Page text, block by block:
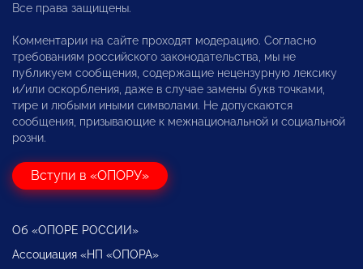
Все права защищены.
Комментарии на сайте проходят модерацию. Согласно
требованиям российского законодательства, мы не
публикуем сообщения, содержащие нецензурную лексику
и/или оскорбления, даже в случае замены букв точками,
тире и любыми иными символами. Не допускаются
сообщения, призывающие к межнациональной и социальной
розни.
Вступи в «ОПОРУ»
Об «ОПОРЕ РОССИИ»
Ассоциация «НП «ОПОРА»